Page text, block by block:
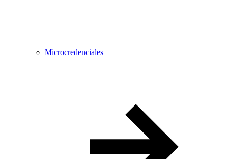
Microcredenciales